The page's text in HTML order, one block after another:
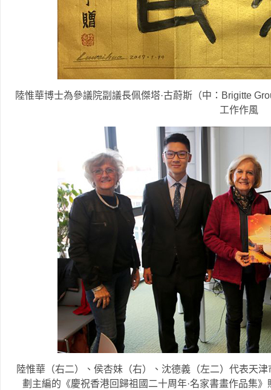
陸惟華博士為參議院副議長佩傑塔·古蔚斯（中：Brigitte
工作作風
陸惟華（右二）、侯杏妹（右）、沈德義（左二）代表天
劃主編的《慶祝香港回歸祖國二十周年·名家書畫作品集